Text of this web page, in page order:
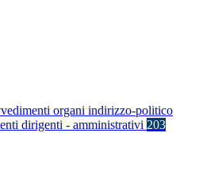
organi indirizzo-politico
dirigenti - amministrativi 203